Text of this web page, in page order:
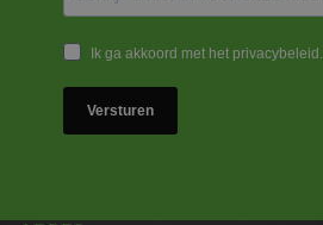
Ik ga akkoord met het privacybeleid.
Versturen